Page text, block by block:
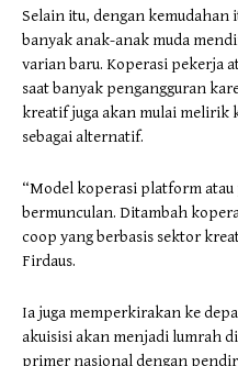
Selain itu, dengan
banyak anak-anak muda
varian baru. Koperasi pekerja
saat banyak pengangguran
kreatif juga akan mulai melirik
sebagai alternatif.
“Model koperasi platform
bermunculan. Ditambah
coop yang berbasis sektor
Firdaus.
Ia juga memperkirakan ke
akuisisi akan menjadi lumrah
primer nasional dengan